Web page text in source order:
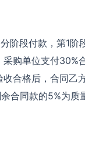
阶段付款，第1阶
购单位支付30%
合格后，合同乙
合同款的5%为质